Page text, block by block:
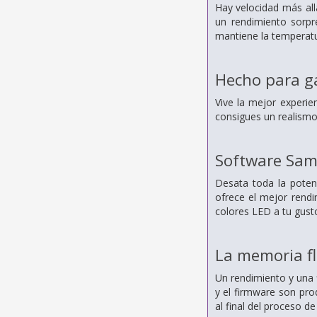
Hay velocidad más
un rendimiento
mantiene la
Hecho para
Vive la mejor
consigues un
Software
Desata toda la
ofrece el mejor
colores LED a tu
La memoria
Un rendimiento y
y el firmware son
al final del proceso